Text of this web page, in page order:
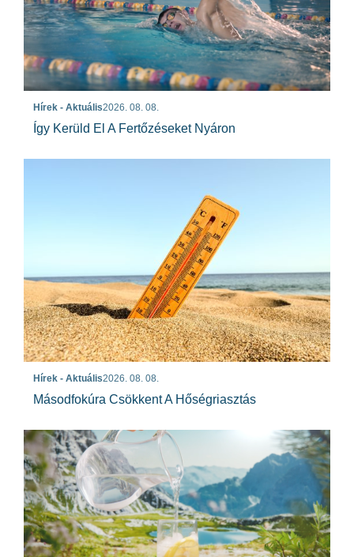
Hírek - Aktuális2026. 08. 08.
Így Kerüld El A Fertőzéseket Nyáron
Hírek - Aktuális2026. 08. 08.
Másodfokúra Csökkent A Hőségriasztás